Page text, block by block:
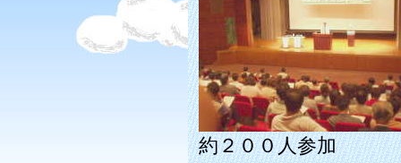
約２００人参加